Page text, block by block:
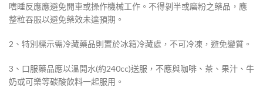
嗜睡反應應避免開車或操作機械工作。不得剝半或磨粉之藥品，應
整粒吞服以避免藥效未達預期。
2、特別標示需冷藏藥品則置於冰箱冷藏處，不可冷凍，避免變質。
3、口服藥品應以溫開水(約240cc)送服，不應與咖啡、茶、果汁、牛
奶或可樂等碳酸飲料一起服用。